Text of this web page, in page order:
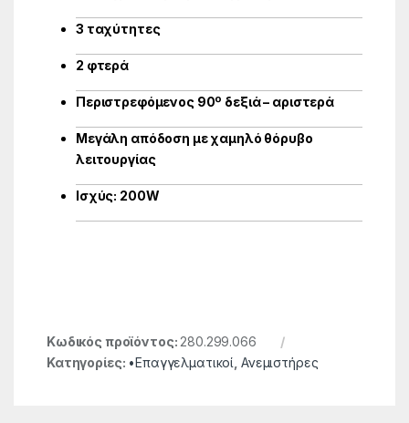
3 ταχύτητες
2 φτερά
Περιστρεφόμενος 90º δεξιά – αριστερά
Μεγάλη απόδοση με χαμηλό θόρυβο
λειτουργίας
Ισχύς: 200W
Κωδικός προϊόντος: 280.299.066
Κατηγορίες: •Επαγγελματικοί Ανεμιστήρες